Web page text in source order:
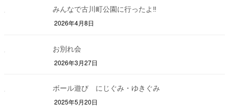
みんなで古川町公園に行ったよ‼
2026年4月8日
お別れ会
2026年3月27日
ボール遊び にじぐみ・ゆきぐみ
2025年5月20日